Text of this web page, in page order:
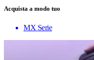
Acquista a modo tuo
MX Serie